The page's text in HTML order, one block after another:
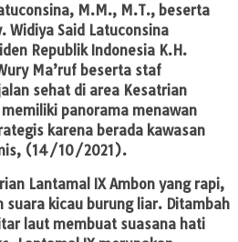
M.M., M.T., beserta
Widiya Said Latuconsina
Republik Indonesia K.H.
Ma’ruf beserta staf
sehat di area Kesatrian
panorama menawan
karena berada kawasan
(14/10/2021).
Lantamal IX Ambon yang rapi,
kicau burung liar. Ditambah
laut membuat suasana hati